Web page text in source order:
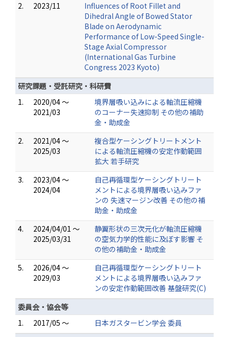
2.
2023/11
Influences of Root Fillet and
Dihedral Angle of Bowed Stator
Blade on Aerodynamic
Performance of Low-Speed Single-
Stage Axial Compressor
(International Gas Turbine
Congress 2023 Kyoto)
研究課題・受託研究・科研費
1.
2020/04 ～
2021/03
境界層吸い込みによる軸流圧縮機
のコーナー失速抑制 その他の補助
金・助成金
2.
2021/04 ～
2025/03
複合型ケーシングトリートメント
による軸流圧縮機の安定作動範囲
拡大 若手研究
3.
2023/04 ～
2024/04
自己再循環型ケーシングトリート
メントによる境界層吸い込みファ
ンの 失速マージン改善 その他の補
助金・助成金
4.
2024/04/01 ～
2025/03/31
静翼形状の三次元化が軸流圧縮機
の空気力学的性能に及ぼす影響 そ
の他の補助金・助成金
5.
2026/04 ～
2029/03
自己再循環型ケーシングトリート
メントによる境界層吸い込みファ
ンの安定作動範囲改善 基盤研究(C)
委員会・協会等
1.
2017/05 ～
日本ガスタービン学会 委員